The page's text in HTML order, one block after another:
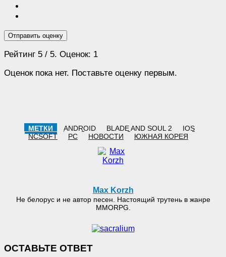
Отправить оценку
Рейтинг 5 / 5. Оценок: 1
Оценок пока нет. Поставьте оценку первым.
МЕТКИ ANDROID BLADE AND SOUL 2
IOS
NCSOFT
PC НОВОСТИ ЮЖНАЯ КОРЕЯ
Max Korzh
Не белорус и не автор песен. Настоящий трутень в жанре
MMORPG.
ОСТАВЬТЕ ОТВЕТ